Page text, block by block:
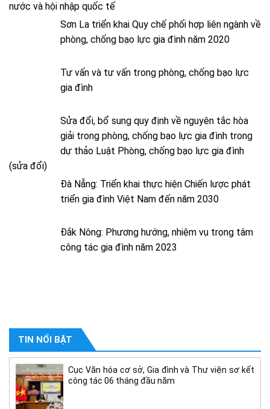
nước và hội nhập quốc tế
Sơn La triển khai Quy chế phối hợp liên ngành về
phòng, chống bạo lực gia đình năm 2020
Tư vấn và tư vấn trong phòng, chống bạo lực
gia đình
Sửa đổi, bổ sung quy định về nguyên tắc hòa
giải trong phòng, chống bạo lực gia đình trong
dự thảo Luật Phòng, chống bạo lực gia đình
(sửa đổi)
Đà Nẵng: Triển khai thực hiện Chiến lược phát
triển gia đình Việt Nam đến năm 2030
Đắk Nông: Phương hướng, nhiệm vụ trọng tâm
công tác gia đình năm 2023
TIN NỔI BẬT
Cục Văn hóa cơ sở, Gia đình và Thư viện sơ kết
công tác 06 tháng đầu năm